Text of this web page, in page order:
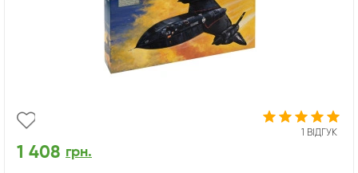
1 ВІДГУК
1 408 грн.